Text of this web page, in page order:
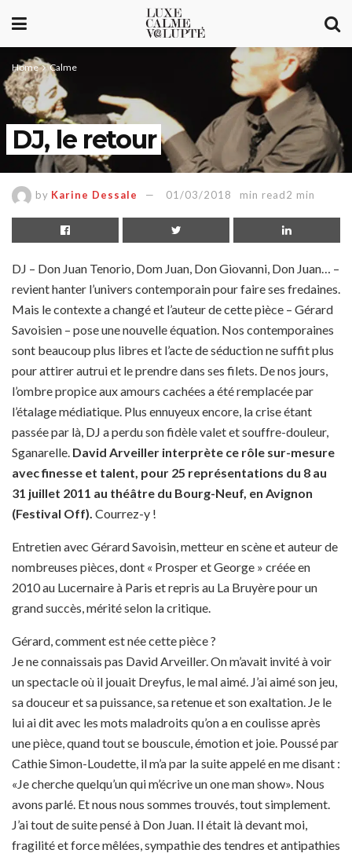
Home Calme
DJ, le retour
by Karine Dessale 01/03/2018 min read2 min
DJ – Don Juan Tenorio, Dom Juan, Don Giovanni, Don Juan… –
revient hanter l’univers contemporain pour faire ses fredaines.
Mais le contexte a changé et l’auteur de cette pièce – Gérard
Savoisien – pose une nouvelle équation. Nos contemporaines
sont beaucoup plus libres et l’acte de séduction ne suffit plus
pour attirer autrui et le prendre dans ses filets. De nos jours,
l’ombre propice aux amours cachées a été remplacée par
l’étalage médiatique. Plus ennuyeux encore, la crise étant
passée par là, DJ a perdu son fidèle valet et souffre-douleur,
Sganarelle. David Arveiller interprète ce rôle sur-mesure
avec finesse et talent, pour 25 représentations du 8 au
31 juillet 2011 au théâtre du Bourg-Neuf, en Avignon
(Festival Off). Courrez-y !
Entretien avec Gérard Savoisin, metteur en scène et auteur de
nombreuses pièces, dont « Prosper et George » créée en
2010 au Lucernaire à Paris et repris au La Bruyère pour un
grand succès, mérité selon la critique.
Gérard, comment est née cette pièce ?
Je ne connaissais pas David Arveiller. On m’avait invité à voir
un spectacle où il jouait Dreyfus, le mal aimé. J’ai aimé son jeu,
sa douceur et sa puissance, sa retenue et son exaltation. Je le
lui ai dit avec les mots maladroits qu’on a en coulisse après
une pièce, quand tout se bouscule, émotion et joie. Poussé par
Cathie Simon-Loudette, il m’a par la suite appelé en me disant :
«Je cherche quelqu’un qui m’écrive un one man show». Nous
avons parlé. Et nous nous sommes trouvés, tout simplement.
J’ai tout de suite pensé à Don Juan. Il était là devant moi,
fragilité et force mêlées, sympathie des tendres et antipathies